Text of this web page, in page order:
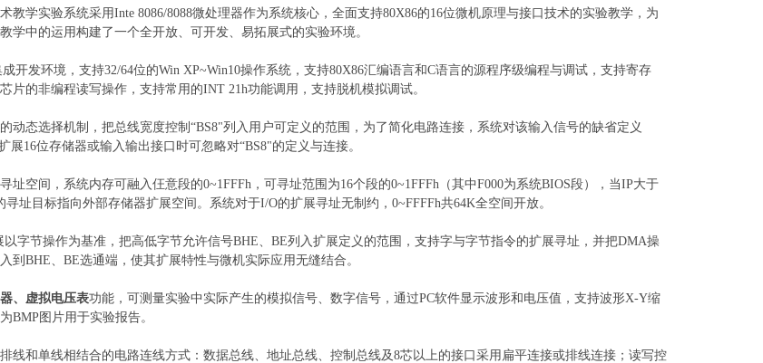
教学实验系统采用Inte 8086/8088微处理器作为系统核心，全面支持80X86的16位微机原理与接口技术的实验教学，为
学中的运用构建了一个全开放、可开发、易拓展式的实验环境。
开发环境，支持32/64位的Win XP~Win10操作系统，支持80X86汇编语言和C语言的源程序级编程与调试，支持寄存
片的非编程读写操作，支持常用的INT 21h功能调用，支持脱机模拟调试。
动态选择机制，把总线宽度控制“BS8"列入用户可定义的范围，为了简化电路连接，系统对该输入信号的缺省定义
展16位存储器或输入输出接口时可忽略对“BS8"的定义与连接。
址空间，系统内存可融入仼意段的0~1FFFh，可寻址范围为16个段的0~1FFFh（其中F000为系统BIOS段），当IP大于
寻址目标指向外部存储器扩展空间。系统对于I/O的扩展寻址无制约，0~FFFFh共64K全空间开放。
以字节操作为基准，把高低字节允许信号BHE、BE列入扩展定义的范围，支持字与字节指令的扩展寻址，并把DMA操
到BHE、BE选通端，使其扩展特性与微机实际应用无缝结合。
、虚拟电压表功能，可测量实验中实际产生的模拟信号、数字信号，通过PC软件显示波形和电压值，支持波形X-Y缩
BMP图片用于实验报告。
线和单线相结合的电路连线方式：数据总线、地址总线、控制总线及8芯以上的接口采用扁平连接或排线连接；读写控